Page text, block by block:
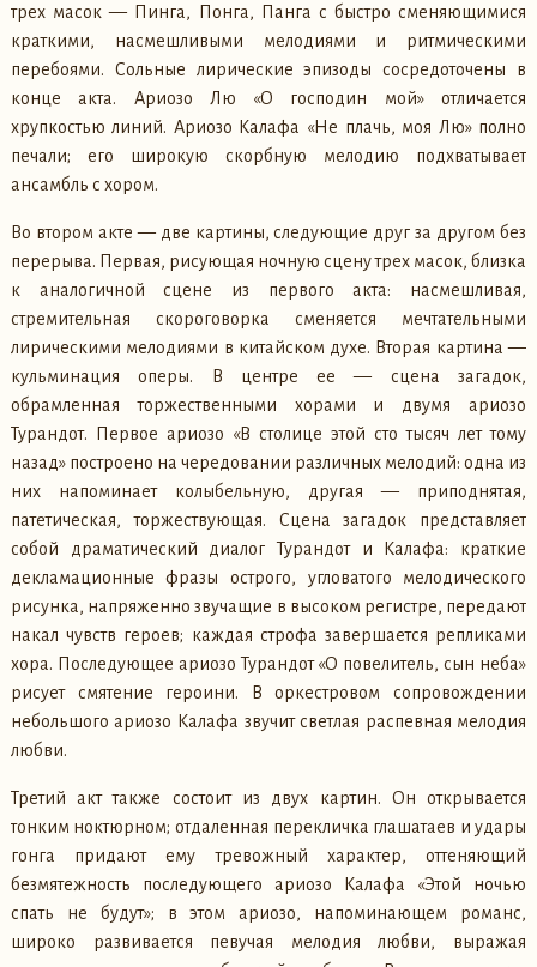
трех масок — Пинга, Понга, Панга с быстро сменяющимися
краткими, насмешливыми мелодиями и ритмическими
перебоями. Сольные лирические эпизоды сосредоточены в
конце акта. Ариозо Лю «О господин мой» отличается
хрупкостью линий. Ариозо Калафа «Не плачь, моя Лю» полно
печали; его широкую скорбную мелодию подхватывает
ансамбль с хором.
Во втором акте — две картины, следующие друг за другом без
перерыва. Первая, рисующая ночную сцену трех масок, близка
к аналогичной сцене из первого акта: насмешливая,
стремительная скороговорка сменяется мечтательными
лирическими мелодиями в китайском духе. Вторая картина —
кульминация оперы. В центре ее — сцена загадок,
обрамленная торжественными хорами и двумя ариозо
Турандот. Первое ариозо «В столице этой сто тысяч лет тому
назад» построено на чередовании различных мелодий: одна из
них напоминает колыбельную, другая — приподнятая,
патетическая, торжествующая. Сцена загадок представляет
собой драматический диалог Турандот и Калафа: краткие
декламационные фразы острого, угловатого мелодического
рисунка, напряженно звучащие в высоком регистре, передают
накал чувств героев; каждая строфа завершается репликами
хора. Последующее ариозо Турандот «О повелитель, сын неба»
рисует смятение героини. В оркестровом сопровождении
небольшого ариозо Калафа звучит светлая распевная мелодия
любви.
Третий акт также состоит из двух картин. Он открывается
тонким ноктюрном; отдаленная перекличка глашатаев и удары
гонга придают ему тревожный характер, оттеняющий
безмятежность последующего ариозо Калафа «Этой ночью
спать не будут»; в этом ариозо, напоминающем романс,
широко развивается певучая мелодия любви, выражая